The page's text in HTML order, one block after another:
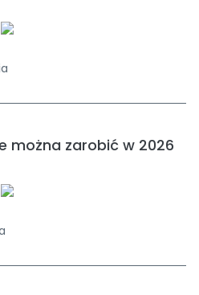
można zarobić w 2026